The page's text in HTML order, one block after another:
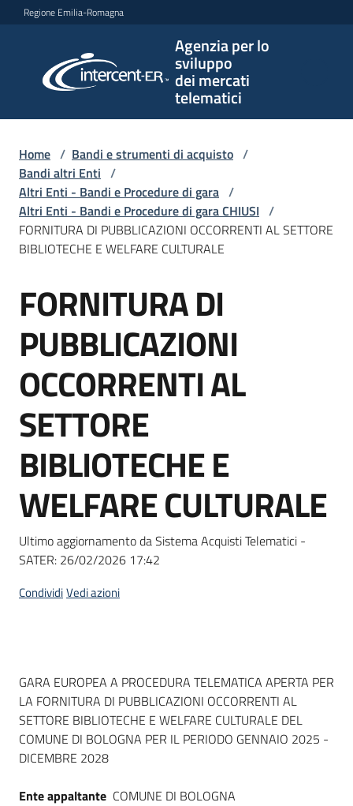
Vai al contenuto
Vai alla navigazione
Vai al footer
Regione Emilia-Romagna
Agenzia per lo
sviluppo
dei mercati
telematici
per lo
sviluppo
telematici
L'Agenzia
Bandi
e
di
Supporto
Piattaforme
telematiche
Seguici
su
Home / Bandi e strumenti di acquisto /
Bandi altri Enti /
Altri Enti - Bandi e Procedure di gara /
Altri Enti - Bandi e Procedure di gara CHIUSI /
FORNITURA DI PUBBLICAZIONI OCCORRENTI AL SETTORE
BIBLIOTECHE E WELFARE CULTURALE
Salta al contenuto
FORNITURA DI
PUBBLICAZIONI
OCCORRENTI AL
SETTORE
BIBLIOTECHE E
WELFARE CULTURALE
Ultimo aggiornamento da Sistema Acquisti Telematici -
SATER: 26/02/2026 17:42
CondividiVedi azioni
Dati del bando
GARA EUROPEA A PROCEDURA TELEMATICA APERTA PER
LA FORNITURA DI PUBBLICAZIONI OCCORRENTI AL
SETTORE BIBLIOTECHE E WELFARE CULTURALE DEL
COMUNE DI BOLOGNA PER IL PERIODO GENNAIO 2025 -
DICEMBRE 2028
Ente appaltante COMUNE DI BOLOGNA